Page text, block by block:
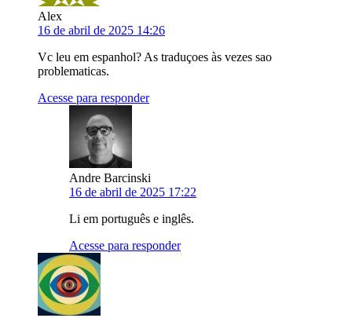
Alex
16 de abril de 2025 14:26
Vc leu em espanhol? As traduçoes às vezes sao
problematicas.
Acesse para responder
Andre Barcinski
16 de abril de 2025 17:22
Li em português e inglês.
Acesse para responder